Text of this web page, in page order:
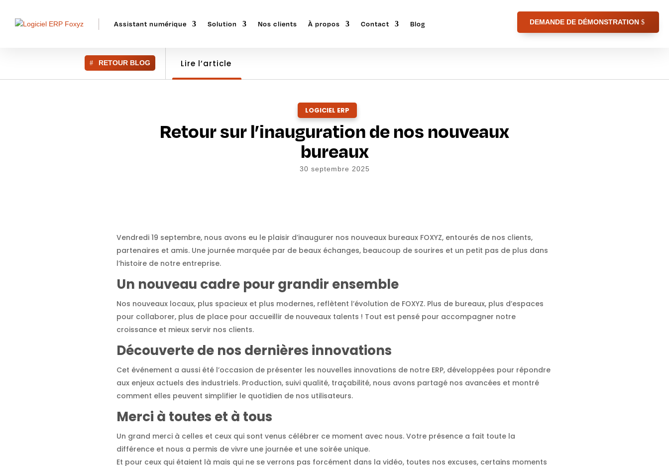
Assistant numérique Solution Nos clients À propos Contact Blog DEMANDE DE DÉMONSTRATION
RETOUR BLOG Lire l’article
LOGICIEL ERP
Retour sur l’inauguration de nos nouveaux
bureaux
30 septembre 2025
Vendredi 19 septembre, nous avons eu le plaisir d’inaugurer nos nouveaux bureaux FOXYZ, entourés de nos clients,
partenaires et amis. Une journée marquée par de beaux échanges, beaucoup de sourires et un petit pas de plus dans
l’histoire de notre entreprise.
Un nouveau cadre pour grandir ensemble
Nos nouveaux locaux, plus spacieux et plus modernes, reflètent l’évolution de FOXYZ. Plus de bureaux, plus d’espaces
pour collaborer, plus de place pour accueillir de nouveaux talents ! Tout est pensé pour accompagner notre
croissance et mieux servir nos clients.
Découverte de nos dernières innovations
Cet événement a aussi été l’occasion de présenter les nouvelles innovations de notre ERP, développées pour répondre
aux enjeux actuels des industriels. Production, suivi qualité, traçabilité, nous avons partagé nos avancées et montré
comment elles peuvent simplifier le quotidien de nos utilisateurs.
Merci à toutes et à tous
Un grand merci à celles et ceux qui sont venus célébrer ce moment avec nous. Votre présence a fait toute la
différence et nous a permis de vivre une journée et une soirée unique.
Et pour ceux qui étaient là mais qui ne se verrons pas forcément dans la vidéo, toutes nos excuses, certains moments